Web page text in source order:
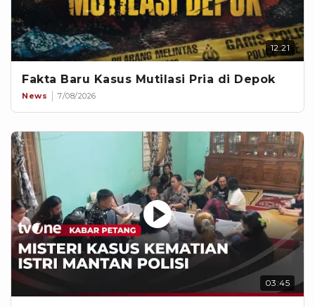
12:21
Fakta Baru Kasus Mutilasi Pria di Depok
News 7/08/2026
03:45